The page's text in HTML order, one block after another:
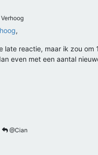
,
late reactie, maar ik zou
even met een aantal
@Cian